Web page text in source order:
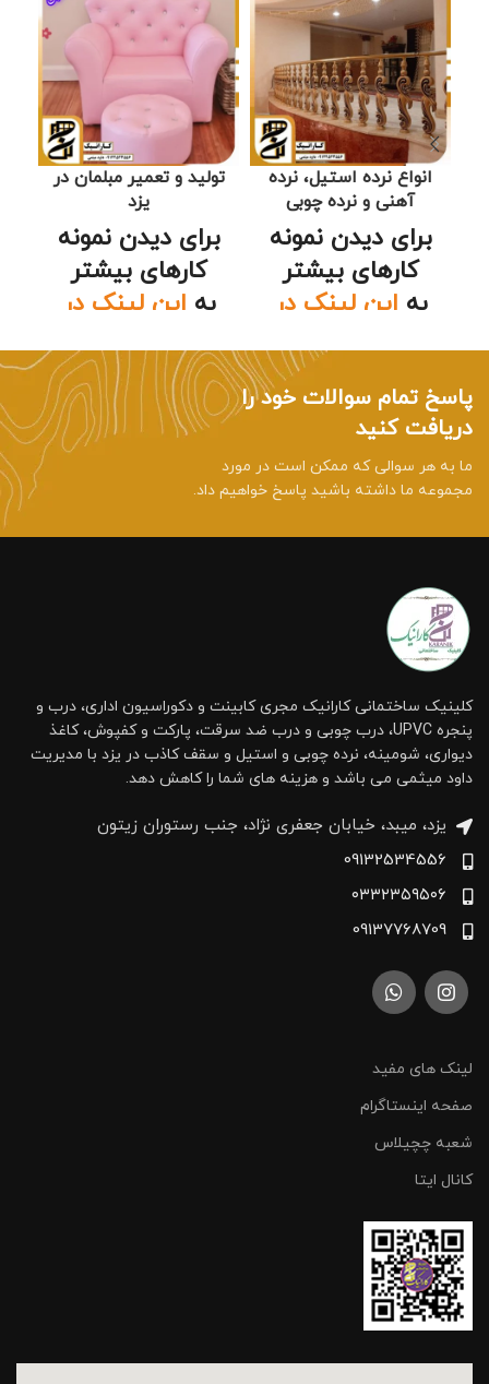
انواع نرده استیل، نرده
آهنی و نرده چوبی
برای دیدن نمونه
کارهای بیشتر
به این لینک در
تولید و تعمیر مبلمان در
یزد
برای دیدن نمونه
کارهای بیشتر
به این لینک در
پاسخ تمام سوالات خود را
دریافت کنید
ما به هر سوالی که ممکن است در مورد
مجموعه ما داشته باشید پاسخ خواهیم داد.
کلینیک ساختمانی کارانیک مجری کابینت و دکوراسیون اداری، درب و
پنجره UPVC، درب چوبی و درب ضد سرقت، پارکت و کفپوش، کاغذ
دیواری، شومینه، نرده چوبی و استیل و سقف کاذب در یزد با مدیریت
داود میثمی می باشد و هزینه های شما را کاهش دهد.
یزد، میبد، خیابان جعفری نژاد، جنب رستوران زیتون
09132534556
۰۳۳۲۳۵۹۵۰۶
09137768709
لینک های مفید
صفحه اینستاگرام
شعبه چچیلاس
کانال ایتا